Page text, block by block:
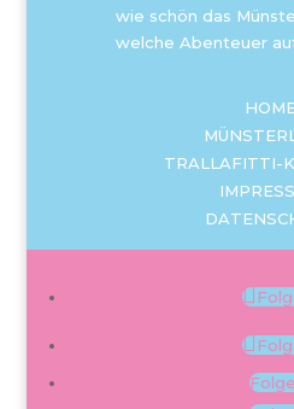
wie schön das
welche Abenteuer
TRALLAFITTI-